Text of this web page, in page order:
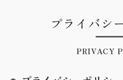
プライバシ
PRIVACY